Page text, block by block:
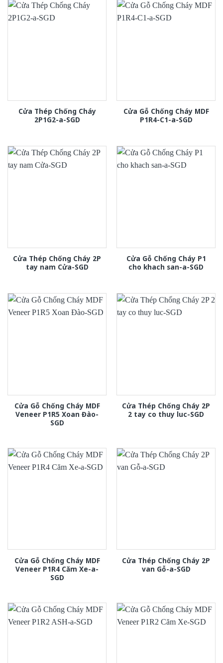
Cửa Thép Chống Cháy
2P1G2-a-SGD
Cửa Gỗ Chống Cháy MDF
P1R4-C1-a-SGD
Cửa Thép Chống Cháy 2P
tay nam Cửa-SGD
Cửa Gỗ Chống Cháy P1
cho khach san-a-SGD
Cửa Gỗ Chống Cháy MDF
Veneer P1R5 Xoan Đào-
SGD
Cửa Thép Chống Cháy 2P
2 tay co thuy luc-SGD
Cửa Gỗ Chống Cháy MDF
Veneer P1R4 Căm Xe-a-
SGD
Cửa Thép Chống Cháy 2P
van Gỗ-a-SGD